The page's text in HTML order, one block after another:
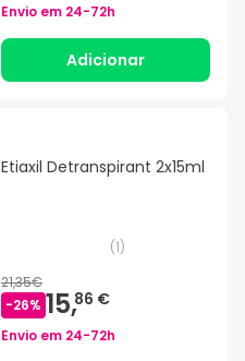
Envio em 24-72h
Adicionar
Etiaxil Detranspirant 2x15ml
(1)
21,35€
-26% 15,86 €
Envio em 24-72h